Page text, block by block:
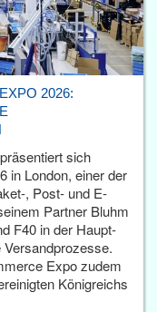
2026:
sich
in London, einer der
, Post- und E-
Partner Bluhm
F40 in der Haupt­
Expo zudem
Königreichs